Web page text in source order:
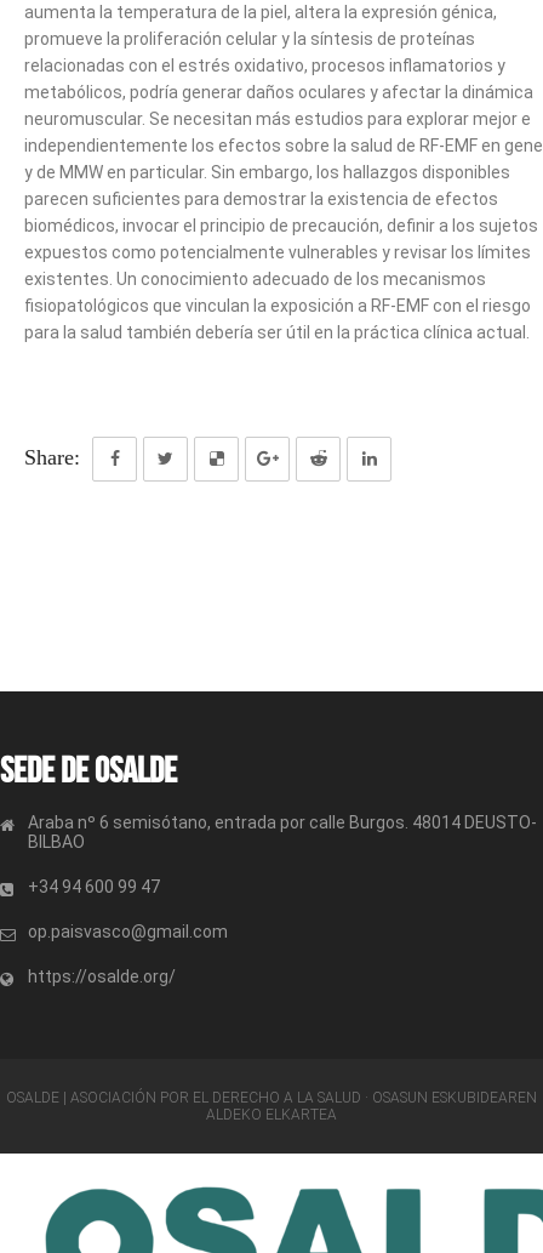
aumenta la temperatura de la piel, altera la expresión génica,
promueve la proliferación celular y la síntesis de proteínas
relacionadas con el estrés oxidativo, procesos inflamatorios y
metabólicos, podría generar daños oculares y afectar la dinámica
neuromuscular. Se necesitan más estudios para explorar mejor e
independientemente los efectos sobre la salud de RF-EMF en
y de MMW en particular. Sin embargo, los hallazgos disponibles
parecen suficientes para demostrar la existencia de efectos
biomédicos, invocar el principio de precaución, definir a los sujetos
expuestos como potencialmente vulnerables y revisar los límites
existentes. Un conocimiento adecuado de los mecanismos
fisiopatológicos que vinculan la exposición a RF-EMF con el riesgo
para la salud también debería ser útil en la práctica clínica actual.
Share:
Sede de OSALDE
Araba nº 6 semisótano, entrada por calle Burgos. 48014 DEUSTO-
BILBAO
+34 94 600 99 47
op.paisvasco@gmail.com
https://osalde.org/
OSALDE | ASOCIACIÓN POR EL DERECHO A LA SALUD · OSASUN ESKUBIDEAREN
ALDEKO ELKARTEA